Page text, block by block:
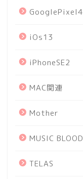
GooglePixel4
iOs13
iPhoneSE2
MAC関連
Mother
MUSIC BLOOD
TELAS